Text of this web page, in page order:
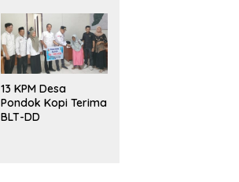
13 KPM Desa
Pondok Kopi Terima
BLT-DD